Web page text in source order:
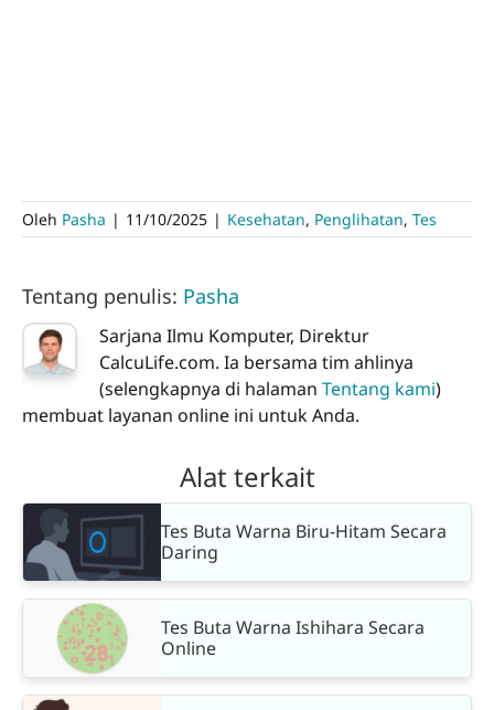
Oleh Pasha | 11/10/2025 | Kesehatan, Penglihatan, Tes
Tentang penulis: Pasha
Sarjana Ilmu Komputer, Direktur
CalcuLife.com. Ia bersama tim ahlinya
(selengkapnya di halaman Tentang kami)
membuat layanan online ini untuk Anda.
Alat terkait
Tes Buta Warna Biru-Hitam Secara
Daring
Tes Buta Warna Ishihara Secara
Online